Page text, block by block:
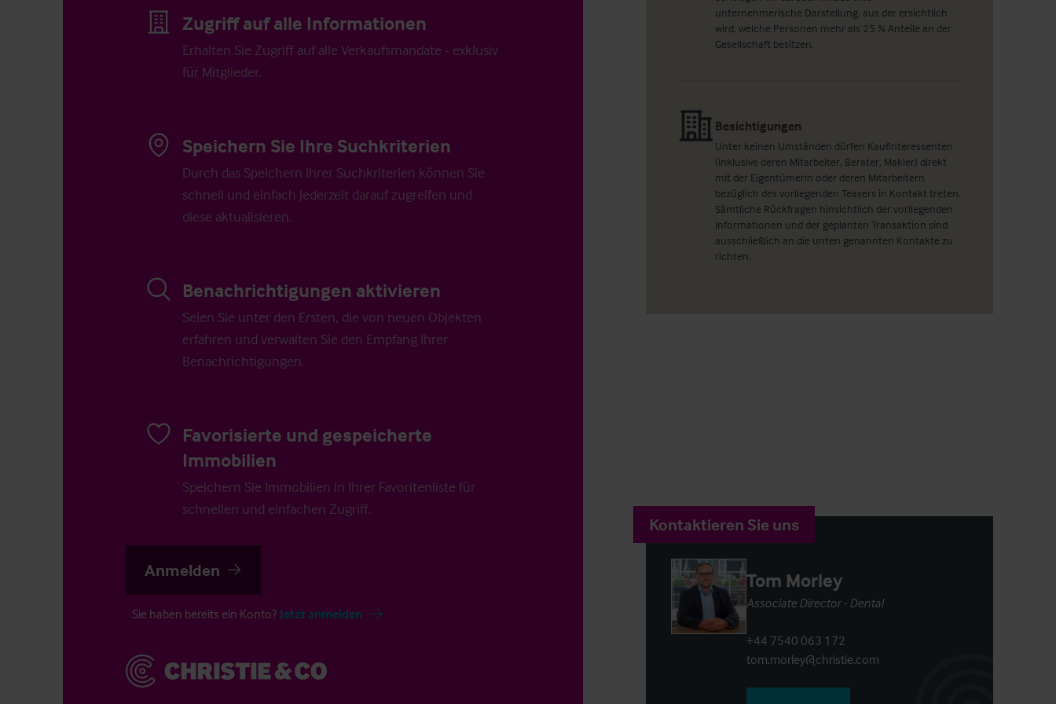
Zugriff auf alle Informationen
Erhalten Sie Zugriff auf alle Verkaufsmandate - exklusiv
für Mitglieder.
Speichern Sie Ihre Suchkriterien
Durch das Speichern Ihrer Suchkriterien können Sie
schnell und einfach jederzeit darauf zugreifen und
diese aktualisieren.
Benachrichtigungen aktivieren
Seien Sie unter den Ersten, die von neuen Objekten
erfahren und verwalten Sie den Empfang Ihrer
Benachrichtigungen.
Favorisierte und gespeicherte
Immobilien
Speichern Sie Immobilien in Ihrer Favoritenliste für
schnellen und einfachen Zugriff.
Anmelden
Sie haben bereits ein Konto? Jetzt anmelden
unternehmerische Darstellung, aus der ersichtlich
wird, welche Personen mehr als 25 % Anteile an der
Gesellschaft besitzen.
Besichtigungen
Unter keinen Umständen dürfen Kaufinteressenten
(inklusive deren Mitarbeiter, Berater, Makler) direkt
mit der Eigentümerin oder deren Mitarbeitern
bezüglich des vorliegenden Teasers in Kontakt treten.
Sämtliche Rückfragen hinsichtlich der vorliegenden
Informationen und der geplanten Transaktion sind
ausschließlich an die unten genannten Kontakte zu
richten.
Kontaktieren Sie uns
Tom Morley
Associate Director - Dental
+44 7540 063 172
tom.morley@christie.com